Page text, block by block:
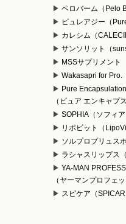
ペロバーム（Pelo
ピュレアジー（
カレシム（
サンソリット（
MSSサプリメント
Wakasapri for Pro.
Pure
（ピュア エンキャプ
SOPHIA（ソフィア
リポビット（
ソルプロプリュス
ラシャスリップス
YA-MAN
（ヤーマンプロフェッ
スピケア（